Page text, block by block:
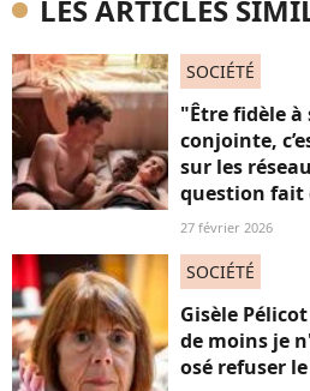
LES ARTICLES
SOCIÉTÉ
"Être fidèle
conjointe,
sur les
question fait
27 février 2026
SOCIÉTÉ
Gisèle
de moins je
osé refuser